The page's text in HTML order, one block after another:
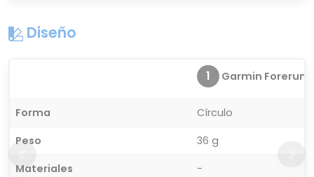
Diseño
1 Garmin
Forma
Círculo
Peso
36 g
Materiales
-